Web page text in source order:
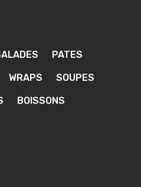
PATES
WRAPS SOUPES
BOISSONS